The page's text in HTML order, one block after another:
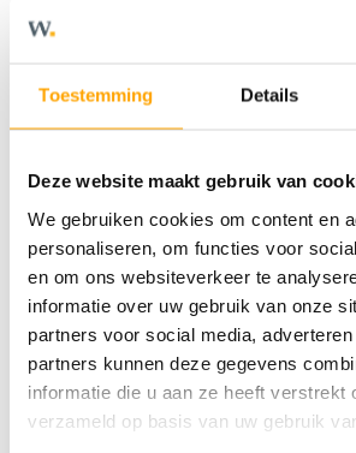
Toestemming Details
Deze website maakt gebruik van
We gebruiken cookies om content en
personaliseren, om functies voor
en om ons websiteverkeer te
informatie over uw gebruik van onze
partners voor social media,
partners kunnen deze gegevens
informatie die u aan ze heeft verstrekt
verzameld op basis van uw gebruik
Kenmerken
OVERDRACHT
Status
Verkocht o.v.
Vraagprijs
€ 520.000,-
BOUWVORM
Soort object